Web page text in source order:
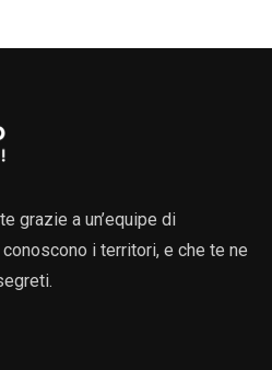
grazie a un’equipe di
i territori, e che te ne